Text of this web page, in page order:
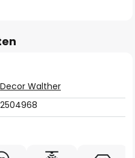
Decor Walther
2504968